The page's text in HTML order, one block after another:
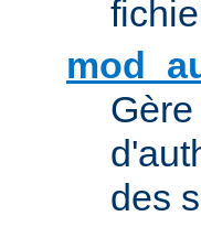
des